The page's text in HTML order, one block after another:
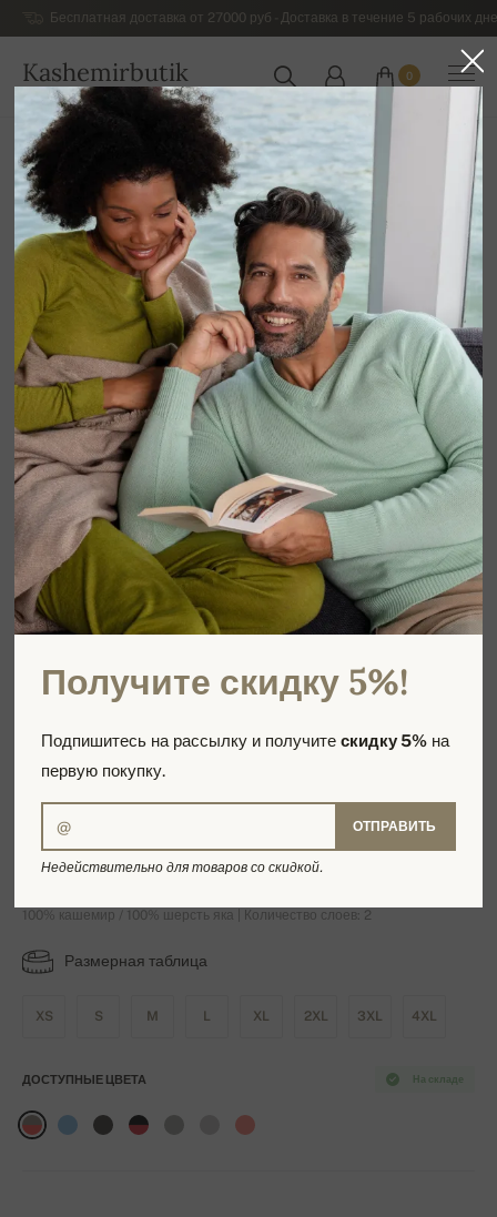
Бесплатная доставка от 27000 руб - Доставка в течение 5 рабочих
Kashemirbutik
РОССИЯ
0
Главная Шикарный кашемировый трикотаж для мужчин
Vincent
100% кашемир / 100% шерсть яка | Количество слоев: 2
Размерная таблица
XS S M L XL 2XL 3XL 4XL
На складе
ДОСТУПНЫЕ ЦВЕТА
Получите скидку 5%!
Подпишитесь на рассылку и получитескидку 5% на
первую покупку.
ОТПРАВИТЬ
Недействительно для товаров со скидкой.